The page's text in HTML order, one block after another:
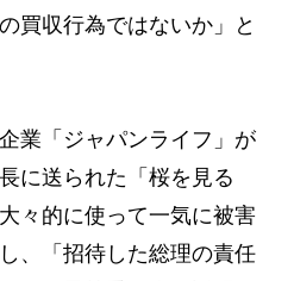
買収行為ではないか」と
業「ジャパンライフ」が
に送られた「桜を見る
々的に使って一気に被害
、「招待した総理の責任